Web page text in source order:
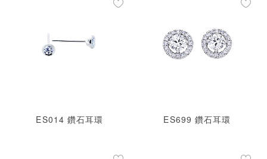
ES014 鑽石耳環 ES699 鑽石耳環